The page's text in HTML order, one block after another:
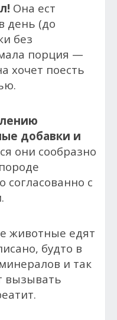
Она ест
день (до
без
порция —
хочет поесть
добавки и
они сообразно
согласованно с
животные едят
будто в
и так
вызывать